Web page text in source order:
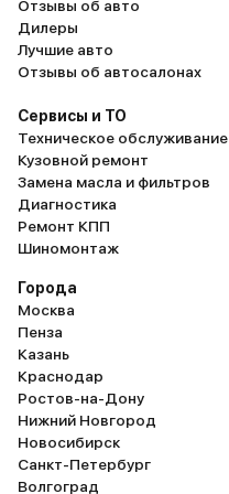
Отзывы об авто
Дилеры
Лучшие авто
Отзывы об автосалонах
Сервисы и ТО
Техническое обслуживание
Кузовной ремонт
Замена масла и фильтров
Диагностика
Ремонт КПП
Шиномонтаж
Города
Москва
Пенза
Казань
Краснодар
Ростов-на-Дону
Нижний Новгород
Новосибирск
Санкт-Петербург
Волгоград